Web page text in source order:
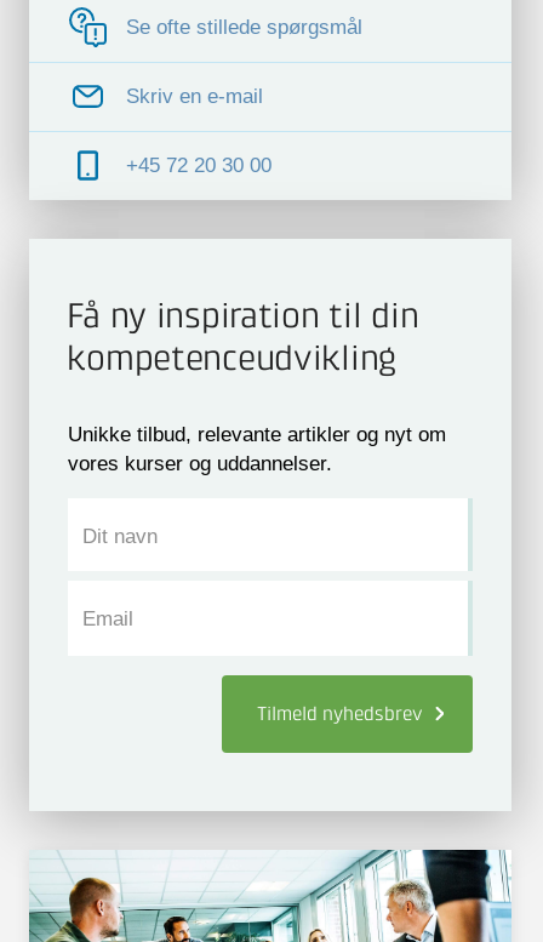
Se ofte stillede spørgsmål
Skriv en e-mail
+45 72 20 30 00
Få ny inspiration til din
kompetence­udvikling
Unikke tilbud, relevante artikler og nyt om
vores kurser og uddannelser.
Dit navn
Email
Tilmeld nyhedsbrev